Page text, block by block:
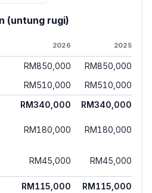
(untung rugi)
2026 2025
RM850,000
RM850,000
RM510,000
RM510,000
RM340,000
RM340,000
RM180,000 RM180,000
RM45,000 RM45,000
RM115,000
RM115,000